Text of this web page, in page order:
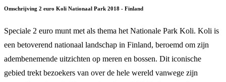
Omschrijving 2 euro Koli Nationaal Park 2018 - Finland
Speciale 2 euro munt met als thema het Nationale Park Koli. Koli is
een betoverend nationaal landschap in Finland, beroemd om zijn
adembenemende uitzichten op meren en bossen. Dit iconische
gebied trekt bezoekers van over de hele wereld vanwege zijn